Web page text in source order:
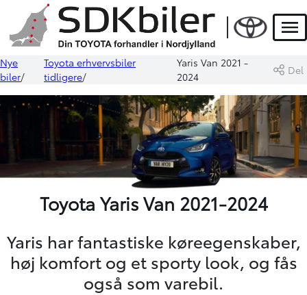
Nye
biler
Toyota erhvervsbiler
tidligere
Yaris Van 2021 -
2024
Del
Toyota Yaris Van 2021-2024
Yaris har fantastiske køreegenskaber,
høj komfort og et sporty look, og fås
også som varebil.